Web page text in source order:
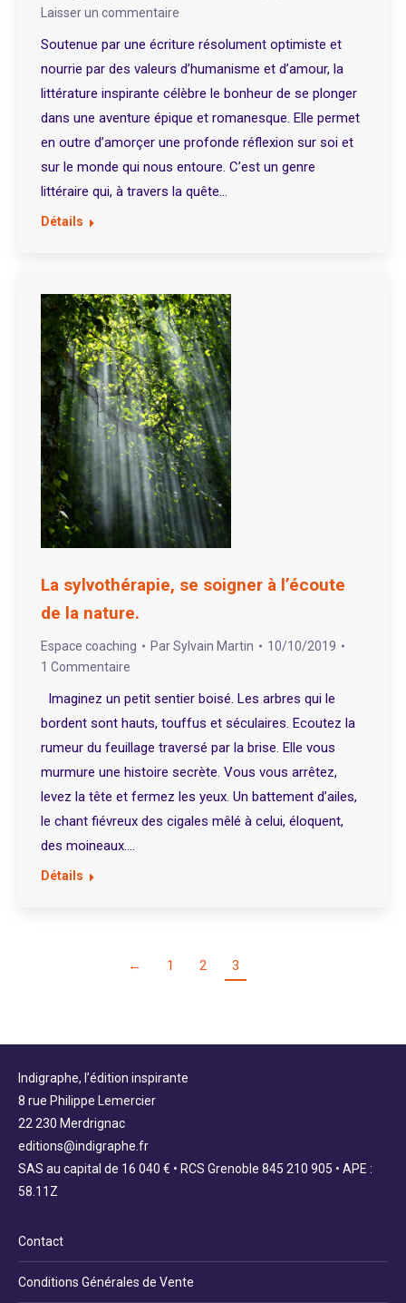
Laisser un commentaire
Soutenue par une écriture résolument optimiste et
nourrie par des valeurs d’humanisme et d’amour, la
littérature inspirante célèbre le bonheur de se plonger
dans une aventure épique et romanesque. Elle permet
en outre d’amorçer une profonde réflexion sur soi et
sur le monde qui nous entoure. C’est un genre
littéraire qui, à travers la quête…
Détails
La sylvothérapie, se soigner à l’écoute
de la nature.
Espace coaching ParSylvain Martin
10/10/2019
1 Commentaire
Imaginez un petit sentier boisé. Les arbres qui le
bordent sont hauts, touffus et séculaires. Ecoutez la
rumeur du feuillage traversé par la brise. Elle vous
murmure une histoire secrète. Vous vous arrêtez,
levez la tête et fermez les yeux. Un battement d’ailes,
le chant fiévreux des cigales mêlé à celui, éloquent,
des moineaux.…
Détails
← 1 2 3
Indigraphe, l’édition inspirante
8 rue Philippe Lemercier
22 230 Merdrignac
editions@indigraphe.fr
SAS au capital de 16 040 € • RCS Grenoble 845 210 905 • APE :
58.11Z
Contact
Conditions Générales de Vente